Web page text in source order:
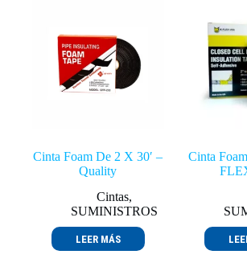
Cinta Foam De 2 X 30′ –
Quality
Cintas,
SUMINISTROS
LEER MÁS
Cinta